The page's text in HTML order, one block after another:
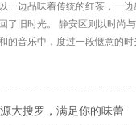
一边品味着传统的红茶，一
了旧时光。 静安区则以时尚
的音乐中，度过一段惬意的
大搜罗，满足你的味蕾